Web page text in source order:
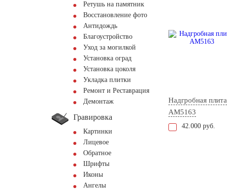
Ретушь на памятник
Восстановление фото
Антидождь
Благоустройство
Уход за могилкой
Установка оград
Установка цоколя
Укладка плитки
Ремонт и Реставрация
Демонтаж
Гравировка
Картинки
Лицевое
Обратное
Шрифты
Иконы
Ангелы
Надгробная плита
AM5163
42.000 руб.